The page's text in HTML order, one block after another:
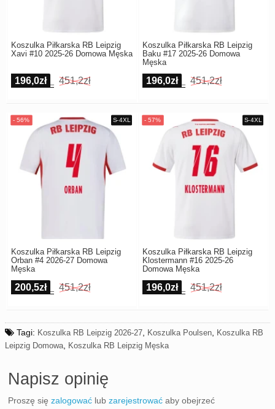
Koszulka Piłkarska RB Leipzig
Xavi #10 2025-26 Domowa Męska
196,0zł 451,2zł
Koszulka Piłkarska RB Leipzig
Baku #17 2025-26 Domowa
Męska
196,0zł 451,2zł
Koszulka Piłkarska RB Leipzig
Orban #4 2026-27 Domowa
Męska
200,5zł 451,2zł
Koszulka Piłkarska RB Leipzig
Klostermann #16 2025-26
Domowa Męska
196,0zł 451,2zł
Tagi: Koszulka RB Leipzig 2026-27, Koszulka Poulsen, Koszulka RB
Leipzig Domowa, Koszulka RB Leipzig Męska
Napisz opinię
Proszę się zalogować lub zarejestrować aby obejrzeć